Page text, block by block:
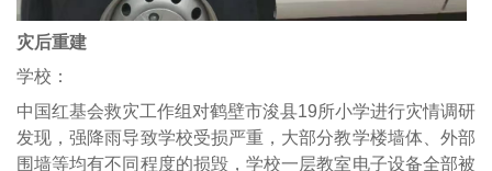
灾后重建
学校：
中国红基会救灾工作组对鹤壁市浚县19所小学进行灾情调研
发现，强降雨导致学校受损严重，大部分教学楼墙体、外部
围墙等均有不同程度的损毁，学校一层教室电子设备全部被